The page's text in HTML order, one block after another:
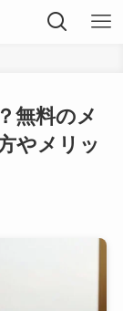
無料のメ
やメリッ